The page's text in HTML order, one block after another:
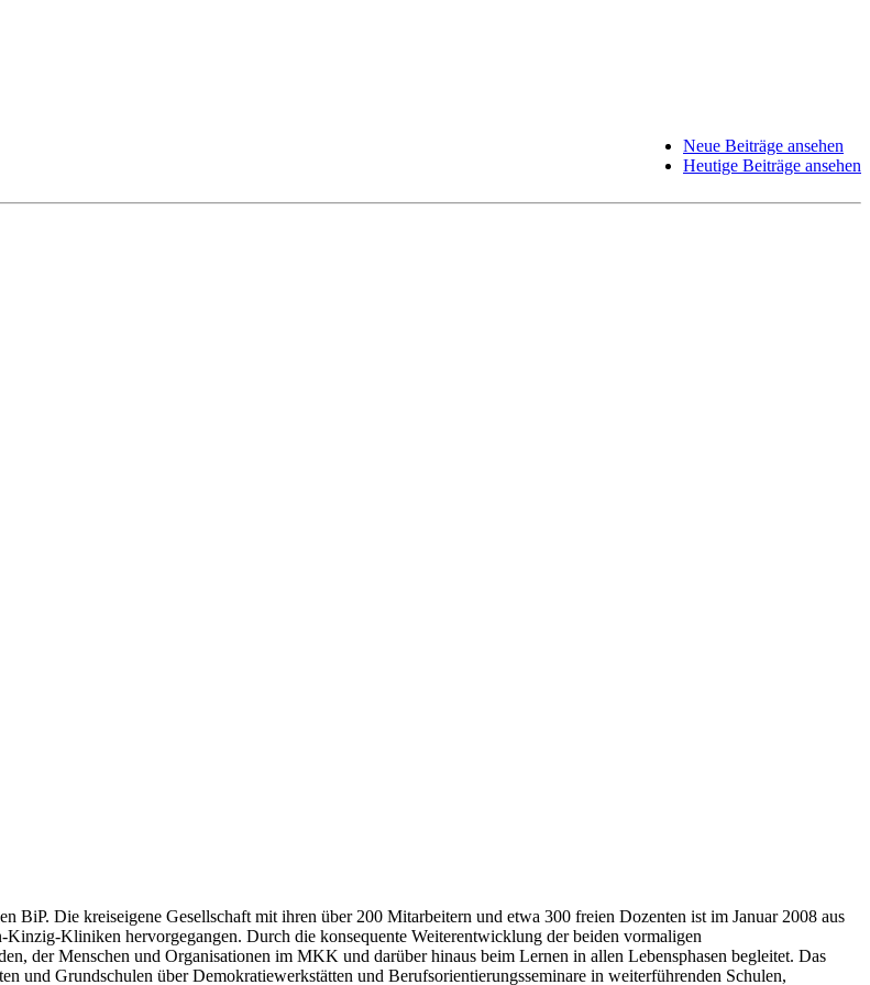
Neue Beiträge ansehen
Heutige Beiträge ansehen
BiP. Die kreiseigene Gesellschaft mit ihren über 200 Mitarbeitern und etwa 300 freien Dozenten ist im Januar 2008 aus
Kliniken hervorgegangen. Durch die konsequente Weiterentwicklung der beiden vormaligen
der Menschen und Organisationen im MKK und darüber hinaus beim Lernen in allen Lebensphasen begleitet. Das
und Grundschulen über Demokratiewerkstätten und Berufsorientierungsseminare in weiterführenden Schulen,